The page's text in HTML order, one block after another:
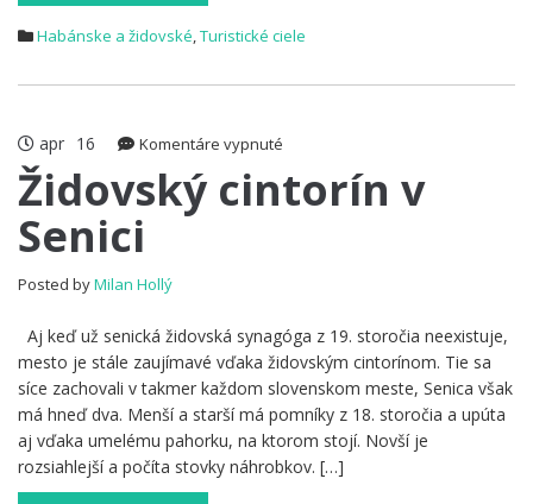
Habánske a židovské,Turistické ciele
apr 16 Komentáre vypnuté
cintorín
Židovský cintorín v
Senici
Posted byMilan Hollý
Aj keď už senická židovská synagóga z 19. storočia neexistuje,
mesto je stále zaujímavé vďaka židovským cintorínom. Tie sa
síce zachovali v takmer každom slovenskom meste, Senica však
má hneď dva. Menší a starší má pomníky z 18. storočia a upúta
aj vďaka umelému pahorku, na ktorom stojí. Novší je
rozsiahlejší a počíta stovky náhrobkov. […]